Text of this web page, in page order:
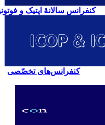
کنفرانس سالانۀ اپتیک و
کنفرانس‌های تخصّصی